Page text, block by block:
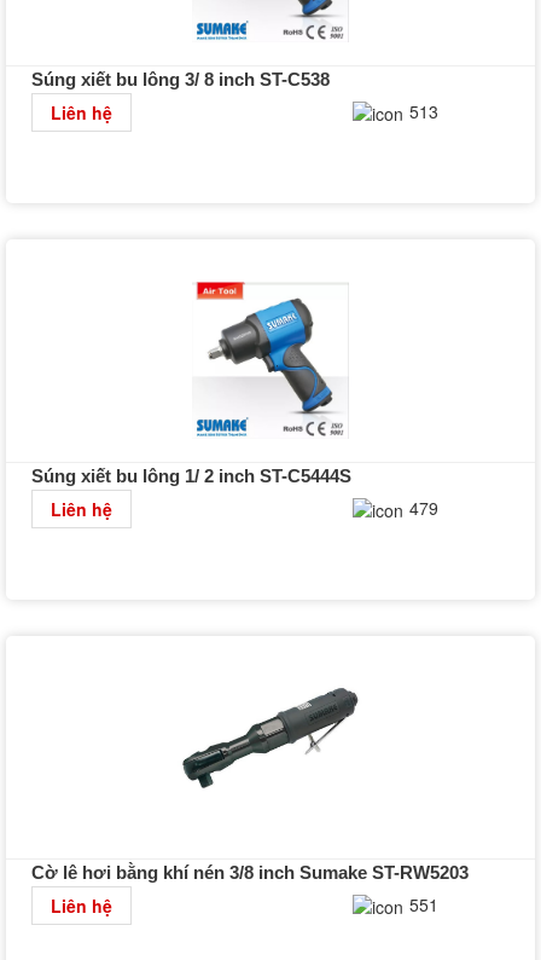
Súng xiết bu lông 3/ 8 inch ST-C538
Liên hệ 513
Súng xiết bu lông 1/ 2 inch ST-C5444S
Liên hệ 479
Cờ lê hơi bằng khí nén 3/8 inch Sumake ST-RW5203
Liên hệ 551